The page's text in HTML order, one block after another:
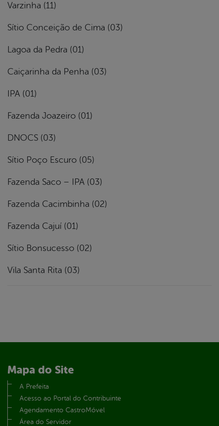
Varzinha (11)
Sítio Conceição de Cima (03)
Lagoa da Pedra (01)
Caiçarinha da Penha (03)
IPA (01)
Fazenda Joazeiro (01)
DNOCS (03)
Sítio Poço Escuro (05)
Fazenda Saco – IPA (03)
Fazenda Cacimbinha (02)
Fazenda Cajuí (01)
Sítio Bonsucesso (02)
Vila Santa Rita (03)
Mapa do Site
A Prefeita
Acesso ao Portal do Contribuinte
Agendamento CastroMóvel
Área do Servidor